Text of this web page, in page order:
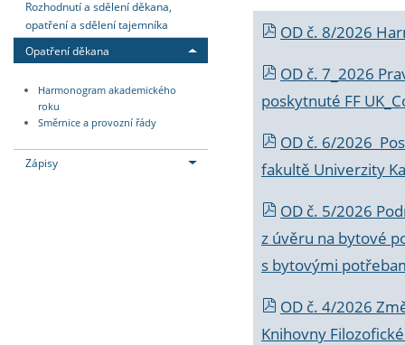
Rozhodnutí a sdělení děkana,
opatření a sdělení tajemníka
Opatření děkana
Harmonogram akademického
roku
Směrnice a provozní řády
Zápisy
OD č. 8/2026
OD č. 7_2026
poskytnuté FF
OD č. 6/2026
fakultě Univerzity
OD č. 5/2026
z úvěru na bytové
s bytovými
OD č. 4/2026
Knihovny